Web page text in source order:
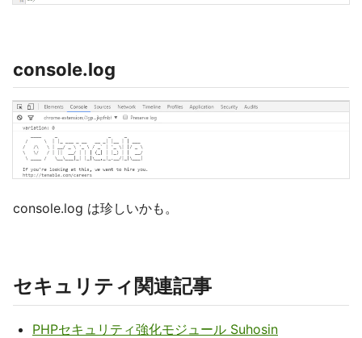
console.log
console.log は珍しいかも。
セキュリティ関連記事
PHPセキュリティ強化モジュール Suhosin